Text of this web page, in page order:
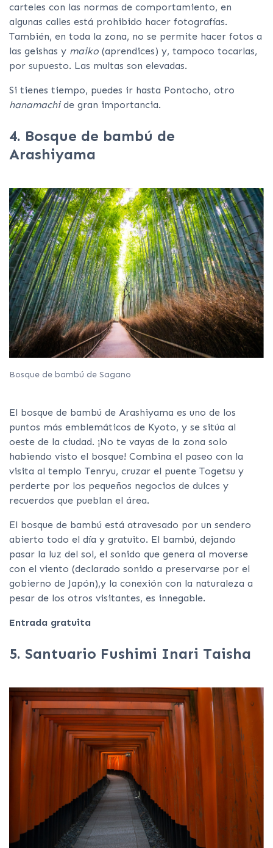
carteles con las normas de comportamiento, en
algunas calles está prohibido hacer fotografías.
También, en toda la zona, no se permite hacer fotos a
las geishas y maiko (aprendices) y, tampoco tocarlas,
por supuesto. Las multas son elevadas.
Si tienes tiempo, puedes ir hasta Pontocho, otro
hanamachide gran importancia.
4. Bosque de bambú de
Arashiyama
Bosque de bambú de Sagano
El bosque de bambú de Arashiyama es uno de los
puntos más emblemáticos de Kyoto, y se sitúa al
oeste de la ciudad. ¡No te vayas de la zona solo
habiendo visto el bosque! Combina el paseo con la
visita al templo Tenryu, cruzar el puente Togetsu y
perderte por los pequeños negocios de dulces y
recuerdos que pueblan el área.
El bosque de bambú está atravesado por un sendero
abierto todo el día y gratuito. El bambú, dejando
pasar la luz del sol, el sonido que genera al moverse
con el viento (declarado sonido a preservarse por el
gobierno de Japón),y la conexión con la naturaleza a
pesar de los otros visitantes, es innegable.
Entrada gratuita
5. Santuario Fushimi Inari Taisha